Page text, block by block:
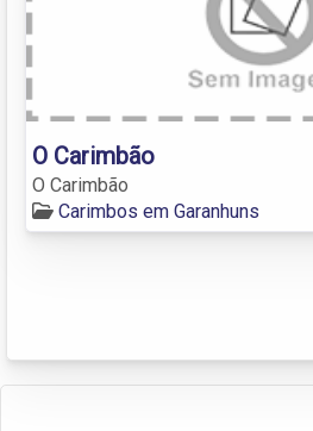
O Carimbão
O Carimbão
Carimbos em Garanhuns